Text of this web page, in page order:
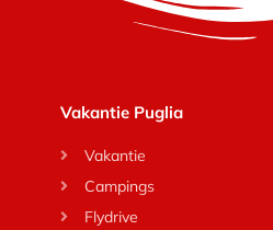
Vakantie Puglia
Vakantie
Campings
Flydrive